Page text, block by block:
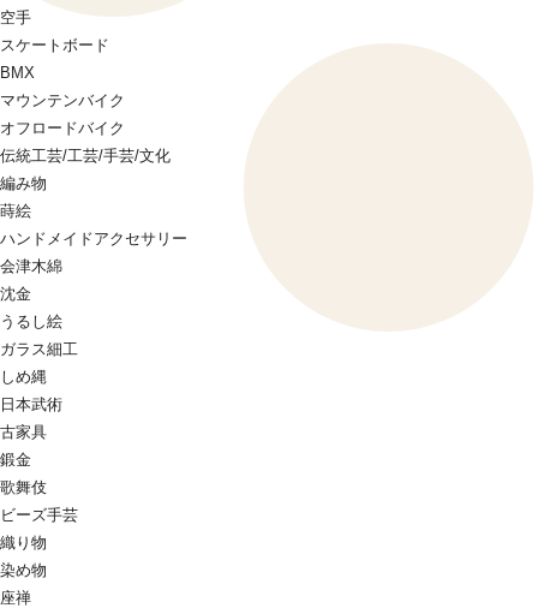
空手
スケートボード
BMX
マウンテンバイク
オフロードバイク
伝統工芸/工芸/手芸/文化
編み物
蒔絵
ハンドメイドアクセサリー
会津木綿
沈金
うるし絵
ガラス細工
しめ縄
日本武術
古家具
鍛金
歌舞伎
ビーズ手芸
織り物
染め物
座禅